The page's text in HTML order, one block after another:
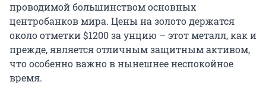
проводимой большинством основных
центробанков мира. Цены на золото держатся
около отметки $1200 за унцию – этот металл, как и
прежде, является отличным защитным активом,
что особенно важно в нынешнее неспокойное
время.